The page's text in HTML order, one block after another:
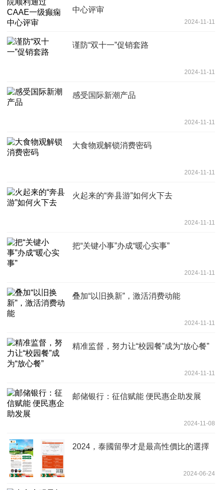
中心评审
2024-11-11
谨防“双十一”促销套路
2024-11-11
感受国际新潮产品
2024-11-11
大食物观解锁消费密码
2024-11-11
火起来的“奔县游”如何火下去
2024-11-11
把“关键小事”办成“暖心实事”
2024-11-11
叠加“以旧换新”，激活消费动能
2024-11-11
精准监督，努力让“校园餐”成为“放心餐”
2024-11-11
邮储银行：征信赋能 便民惠企助发展
2024-11-08
2024，泰國留學才是最高性價比的選擇
2024-06-24